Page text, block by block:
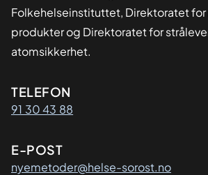
Folkehelseinstituttet, Direktoratet
produkter og Direktoratet for
atomsikkerhet.
Kontaktinformasjon
TELEFON
91 30 43 88
E-POST
nyemetoder@helse-sorost.no